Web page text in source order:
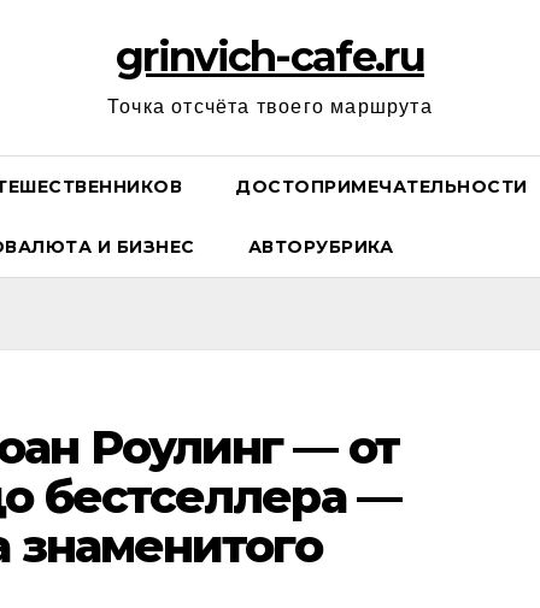
grinvich-cafe.ru
Точка отсчёта твоего маршрута
ДОСТОПРИМЕЧАТЕЛЬНОСТИ
И БИЗНЕС АВТОРУБРИКА
Роулинг — от
бестселлера —
знаменитого